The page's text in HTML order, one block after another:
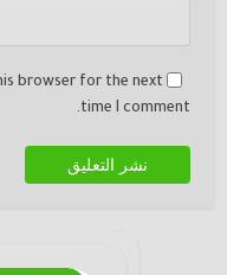
browser for the next
time I comment.